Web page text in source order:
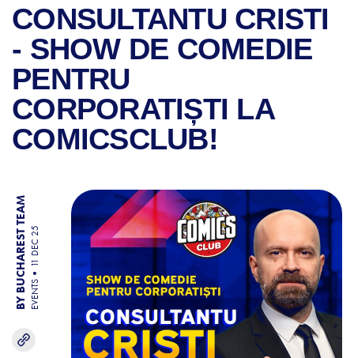
CONSULTANTU CRISTI
- SHOW DE COMEDIE
PENTRU
CORPORATIȘTI LA
COMICSCLUB!
BY BUCHAREST TEAM EVENTS
11 DEC 25